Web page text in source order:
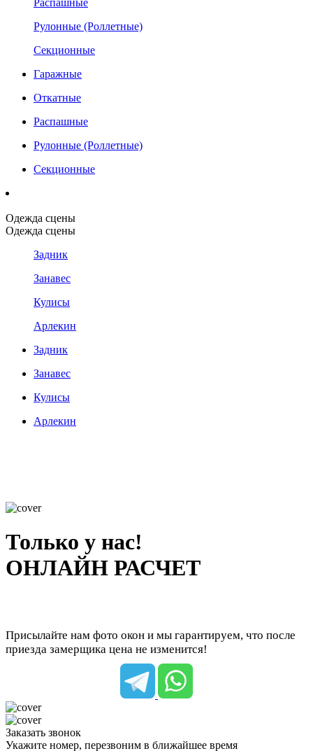
Рулонные (Роллетные)
Секционные
Гаражные
Откатные
Распашные
Рулонные (Роллетные)
Секционные
Одежда сцены
Одежда сцены
Задник
Занавес
Кулисы
Арлекин
Задник
Занавес
Кулисы
Арлекин
Только у нас!
ОНЛАЙН РАСЧЕТ
Присылайте нам фото окон и мы гарантируем, что после
приезда замерщика цена не изменится!
Заказать звонок
Укажите номер, перезвоним в ближайшее время